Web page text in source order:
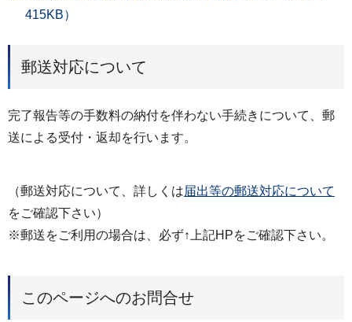
415KB）
郵送対応について
完了報告等の手数料の納付を伴わない手続きについて、郵
送による受付・返却を行います。
（郵送対応について、詳しくは届出等の郵送対応について
をご確認下さい）
※郵送をご利用の場合は、必ず↑上記HPをご確認下さい。
このページへのお問合せ